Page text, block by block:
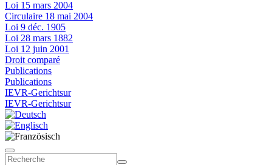
Loi 15 mars 2004
Circulaire 18 mai 2004
Loi 9 déc. 1905
Loi 28 mars 1882
Loi 12 juin 2001
Droit comparé
Publications
Publications
IEVR-Gerichtsur
IEVR-Gerichtsur